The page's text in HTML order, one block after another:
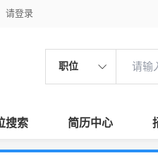
请登录
职位
搜索 简历中心